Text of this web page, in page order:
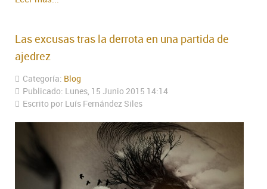
Las excusas tras la derrota en una partida de
ajedrez
Categoría: Blog
Publicado: Lunes, 15 Junio 2015 14:14
Escrito por Luís Fernández Siles